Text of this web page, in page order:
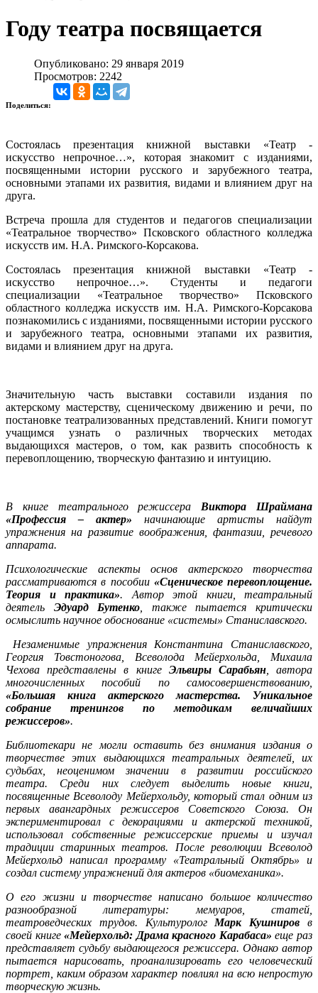
Году театра посвящается
Опубликовано: 29 января 2019
Просмотров: 2242
Поделиться:
Состоялась презентация книжной выставки «Театр -
искусство непрочное…», которая знакомит с изданиями,
посвященными истории русского и зарубежного театра,
основными этапами их развития, видами и влиянием друг на
друга.
Встреча прошла для студентов и педагогов специализации
«Театральное творчество» Псковского областного колледжа
искусств им. Н.А. Римского-Корсакова.
Состоялась презентация книжной выставки «Театр -
искусство непрочное…». Студенты и педагоги
специализации «Театральное творчество» Псковского
областного колледжа искусств им. Н.А. Римского-Корсакова
познакомились с изданиями, посвященными истории русского
и зарубежного театра, основными этапами их развития,
видами и влиянием друг на друга.
Значительную часть выставки составили издания по
актерскому мастерству, сценическому движению и речи, по
постановке театрализованных представлений. Книги помогут
учащимся узнать о различных творческих методах
выдающихся мастеров, о том, как развить способность к
перевоплощению, творческую фантазию и интуицию.
В книге театрального режиссера Виктора Шраймана
«Профессия – актер» начинающие артисты найдут
упражнения на развитие воображения, фантазии, речевого
аппарата.
Психологические аспекты основ актерского творчества
рассматриваются в пособии «Сценическое перевоплощение.
Теория и практика». Автор этой книги, театральный
деятель Эдуард Бутенко , также пытается критически
осмыслить научное обоснование «системы» Станиславского.
Незаменимые упражнения Константина Станиславского,
Георгия Товстоногова, Всеволода Мейерхольда, Михаила
Чехова представлены в книге Эльвиры Сарабьян, автора
многочисленных пособий по самосовершенствованию,
«Большая книга актерского мастерства. Уникальное
собрание тренингов по методикам величайших
режиссеров».
Библиотекари не могли оставить без внимания издания о
творчестве этих выдающихся театральных деятелей, их
судьбах, неоценимом значении в развитии российского
театра. Среди них следует выделить новые книги,
посвященные Всеволоду Мейерхольду, который стал одним из
первых авангардных режиссеров Советского Союза. Он
экспериментировал с декорациями и актерской техникой,
использовал собственные режиссерские приемы и изучал
традиции старинных театров. После революции Всеволод
Мейерхольд написал программу «Театральный Октябрь» и
создал систему упражнений для актеров «биомеханика».
О его жизни и творчестве написано большое количество
разнообразной литературы: мемуаров, статей,
театроведческих трудов. Культуролог Марк Кушниров в
своей книге«Мейерхольд: Драма красного Карабаса» еще раз
представляет судьбу выдающегося режиссера. Однако автор
пытается нарисовать, проанализировать его человеческий
портрет, каким образом характер повлиял на всю непростую
творческую жизнь.